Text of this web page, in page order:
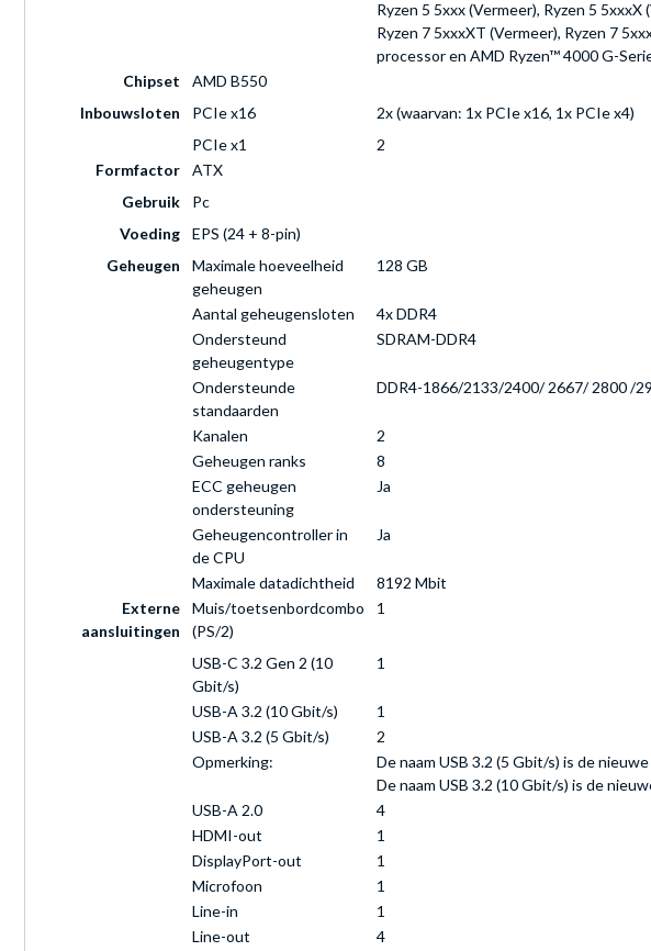
Ryzen 5 5xxx (Vermeer), Ryzen 5 5xxxX
Ryzen 7 5xxxXT (Vermeer), Ryzen 7
processor en AMD Ryzen™ 4000 G-
Chipset
AMD B550
Inbouwsloten
PCIe x16
2x (waarvan: 1x PCIe x16, 1x PCIe x4)
PCIe x1
2
Formfactor
ATX
Gebruik
Pc
Voeding
EPS (24 + 8-pin)
Geheugen
Maximale hoeveelheid
geheugen
128 GB
Aantal geheugensloten
4x DDR4
Ondersteund
geheugentype
SDRAM-DDR4
Ondersteunde
standaarden
DDR4-1866/2133/2400/ 2667/ 2800 /
Kanalen
2
Geheugen ranks
8
ECC geheugen
ondersteuning
Ja
Geheugencontroller in
de CPU
Ja
Maximale datadichtheid
8192 Mbit
Externe
aansluitingen
Muis/toetsenbordcombo
(PS/2)
1
USB-C 3.2 Gen 2 (10
Gbit/s)
1
USB-A 3.2 (10 Gbit/s)
1
USB-A 3.2 (5 Gbit/s)
2
Opmerking:
De naam USB 3.2 (5 Gbit/s) is de
De naam USB 3.2 (10 Gbit/s) is de
USB-A 2.0
4
HDMI-out
1
DisplayPort-out
1
Microfoon
1
Line-in
1
Line-out
4